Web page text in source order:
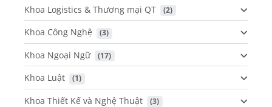
Khoa Logistics & Thương mại QT (2)
Khoa Công Nghệ (3)
Khoa Ngoại Ngữ (17)
Khoa Luật (1)
Khoa Thiết Kế và Nghệ Thuật (3)